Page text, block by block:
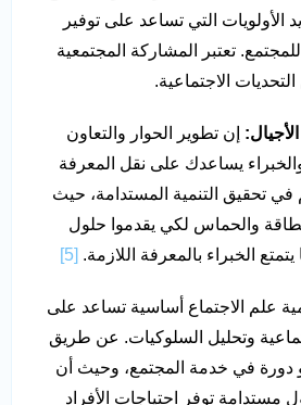
الأولويات التي تساعد على توفير
للمجتمع. تعتبر المشاركة المجتمعية
التحديات الاجتماعية.
إن تطوير الحوار والتعاون
يساعدك على نقل المعرفة
تحقيق التنمية المستدامة، حيث
والحماس لكي يقدموا حلول
الخبراء بالمعرفة اللازمة. [5]
علم الاجتماع أساسية تساعد على
وتحليل السلوكيات. عن طريق
دورة في خدمة المجتمع، وحيث أن
توفر احتياجات الأفراد